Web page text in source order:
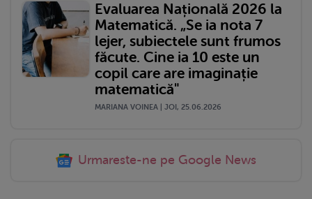
Evaluarea Națională 2026 la
Matematică. „Se ia nota 7
lejer, subiectele sunt frumos
făcute. Cine ia 10 este un
copil care are imaginație
matematică"
MARIANA VOINEA | JOI, 25.06.2026
Urmareste-ne pe Google News